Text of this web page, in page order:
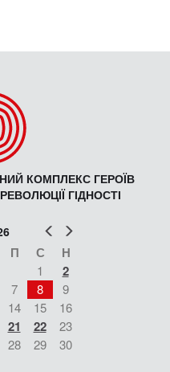
КОМПЛЕКС ГЕРОЇВ
ГІДНОСТІ
Попер
П С Н
1 2
7 8
9
14 15
16
21 22
23
28 29
30